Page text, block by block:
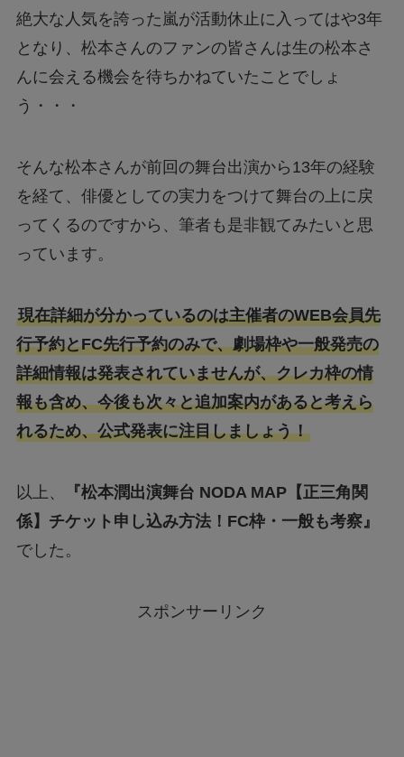
絶大な人気を誇った嵐が活動休止に入ってはや3年
となり、松本さんのファンの皆さんは生の松本さ
んに会える機会を待ちかねていたことでしょ
う・・・
そんな松本さんが前回の舞台出演から13年の経験
を経て、俳優としての実力をつけて舞台の上に戻
ってくるのですから、筆者も是非観てみたいと思
っています。
現在詳細が分かっているのは主催者のWEB会員先
行予約とFC先行予約のみで、劇場枠や一般発売の
詳細情報は発表されていませんが、クレカ枠の情
報も含め、今後も次々と追加案内があると考えら
れるため、公式発表に注目しましょう！
以上、 『松本潤出演舞台 NODA MAP【正三角関
係】チケット申し込み方法！FC枠・一般も考察』
でした。
スポンサーリンク